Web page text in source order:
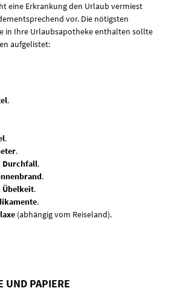
eine Erkrankung den Urlaub vermiest
vor. Die nötigsten
in Ihre Urlaubsapotheke enthalten sollte
aufgelistet:
.
.
.
Durchfall.
.
Übelkeit.
.
(abhängig vom Reiseland).
UND PAPIERE